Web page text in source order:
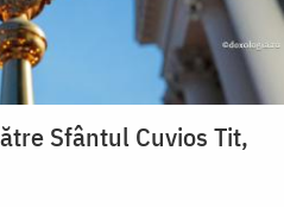
Sfântul Cuvios Tit,